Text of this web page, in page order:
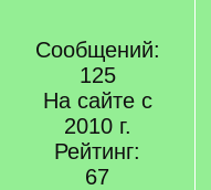
Сообщений:
125
На сайте с
2010 г.
Рейтинг:
67